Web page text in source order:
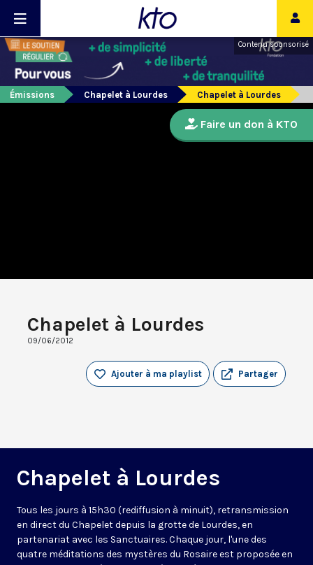
Contenu sponsorisé
Émissions Chapelet à Lourdes Chapelet à Lourdes
Chapelet à Lourdes
09/06/2012
Partager
Ajouter à ma playlist
Chapelet à Lourdes
Tous les jours à 15h30 (rediffusion à minuit), retransmission
en direct du Chapelet depuis la grotte de Lourdes, en
partenariat avec les Sanctuaires. Chaque jour, l'une des
quatre méditations des mystères du Rosaire est proposée en
Faire un don à KTO